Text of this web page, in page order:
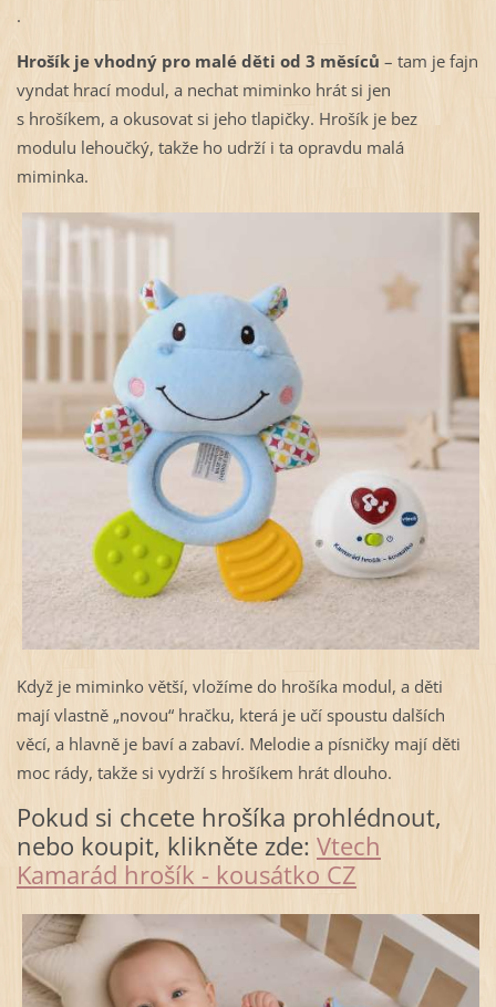
.
Hrošík je vhodný pro malé děti od 3 měsíců – tam je fajn
vyndat hrací modul, a nechat miminko hrát si jen
s hrošíkem, a okusovat si jeho tlapičky. Hrošík je bez
modulu lehoučký, takže ho udrží i ta opravdu malá
miminka.
Když je miminko větší, vložíme do hrošíka modul, a děti
mají vlastně „novou“ hračku, která je učí spoustu dalších
věcí, a hlavně je baví a zabaví. Melodie a písničky mají děti
moc rády, takže si vydrží s hrošíkem hrát dlouho.
Pokud si chcete hrošíka prohlédnout,
nebo koupit, klikněte zde: Vtech
Kamarád hrošík - kousátko CZ